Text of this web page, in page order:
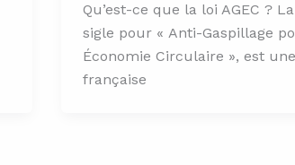
Qu’est-ce que la loi AGEC ?
sigle pour « Anti-Gaspillage
Économie Circulaire », est
française